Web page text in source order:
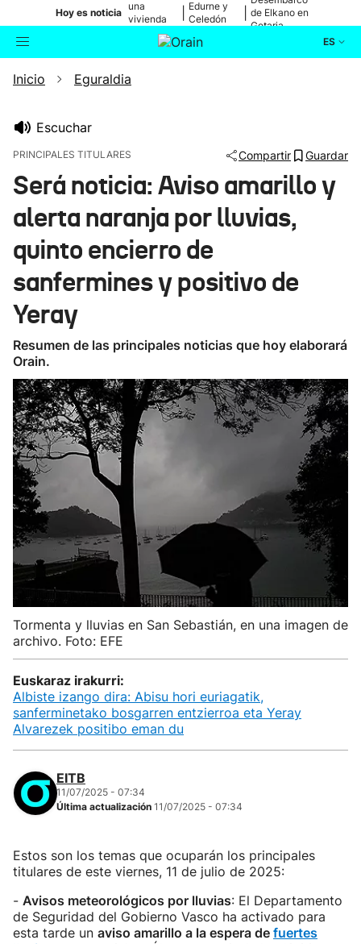
Hoy es noticia
una
vivienda
de Bilbao
Edurne y
Celedón
de Elkano en
Getaria
ES
Buscador
Ikusmiran
Eguraldia
Inicio Eguraldia
Escuchar
PRINCIPALES TITULARES Compartir Guardar
Será noticia: Aviso amarillo y
alerta naranja por lluvias,
quinto encierro de
sanfermines y positivo de
Yeray
Resumen de las principales noticias que hoy elaborará
Orain.
Tormenta y lluvias en San Sebastián, en una imagen de
archivo. Foto: EFE
Euskaraz irakurri:
Albiste izango dira: Abisu hori euriagatik,
sanferminetako bosgarren entzierroa eta Yeray
Alvarezek positibo eman du
EITB
11/07/2025 - 07:34
Última actualización 11/07/2025 - 07:34
Estos son los temas que ocuparán los principales
titulares de este viernes, 11 de julio de 2025:
- Avisos meteorológicos por lluvias: El Departamento
de Seguridad del Gobierno Vasco ha activado para
esta tarde un aviso amarillo a la espera de fuertes